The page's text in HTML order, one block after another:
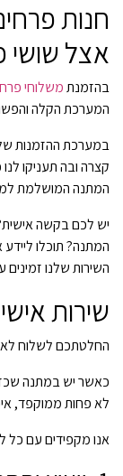
חנות
אצל שושי
בהזמנתמשלוחי
המערכת הקלה
במערכת ההזמנות
קצרה ובה תעניקו
המתנה המושלמת
יש לכם בקשה
המתנה? תוכלו
השירות שלנו
שירות
החלטתכם לשלוח
כאשר יש במתנה
לא פחות ממוקפד,
אנו מקפידים עם כל